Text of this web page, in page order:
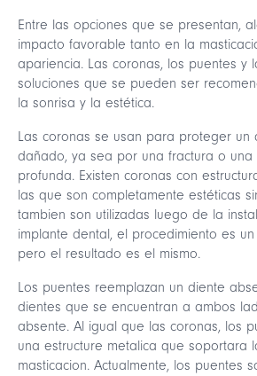
Entre las opciones que se presentan,
impacto favorable tanto en la
apariencia. Las coronas, los puentes y
soluciones que se pueden ser
la sonrisa y la estética.
Las coronas se usan para proteger un
dañado, ya sea por una fractura o una
profunda. Existen coronas con
las que son completamente estéticas
tambien son utilizadas luego de la
implante dental, el procedimiento es
pero el resultado es el mismo.
Los puentes reemplazan un diente
dientes que se encuentran a ambos
absente. Al igual que las coronas, los
una estructure metalica que soportara
masticacion. Actualmente, los puentes